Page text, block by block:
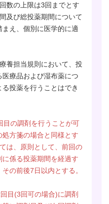
数の上限は3回までとす
及び総投薬期間について
え、個別に医学的に適
養担当規則において、投
療品および湿布薬につ
投薬を行うことはでき
目の調剤を行うことが可
方箋の場合と同様とす
は、原則として、前回の
係る投薬期間を経過す
の前後7日以内とする。
目(3回可の場合)に調剤